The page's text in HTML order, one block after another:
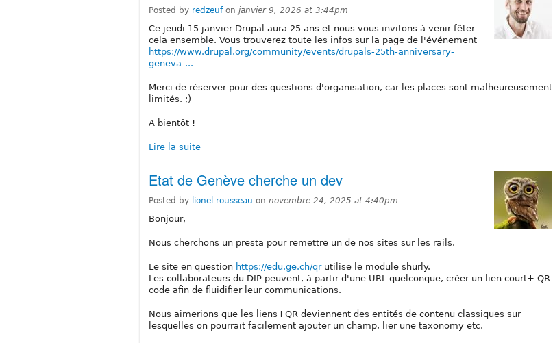
Posted by redzeufon janvier 9, 2026 at 3:44pm
Ce jeudi 15 janvier Drupal aura 25 ans et nous vous invitons à venir fêter
cela ensemble. Vous trouverez toute les infos sur la page de l'événement
https://www.drupal.org/community/events/drupals-25th-anniversary-
geneva-...
Merci de réserver pour des questions d'organisation, car les places sont malheureusement
limités. ;)
A bientôt !
Lire la suite
Etat de Genève cherche un dev
Posted by lionel rousseau on novembre 24, 2025 at 4:40pm
Bonjour,
Nous cherchons un presta pour remettre un de nos sites sur les rails.
Le site en question https://edu.ge.ch/qrutilise le module shurly.
Les collaborateurs du DIP peuvent, à partir d'une URL quelconque, créer un lien court+ QR
code afin de fluidifier leur communications.
Nous aimerions que les liens+QR deviennent des entités de contenu classiques sur
lesquelles on pourrait facilement ajouter un champ, lier une taxonomy etc.